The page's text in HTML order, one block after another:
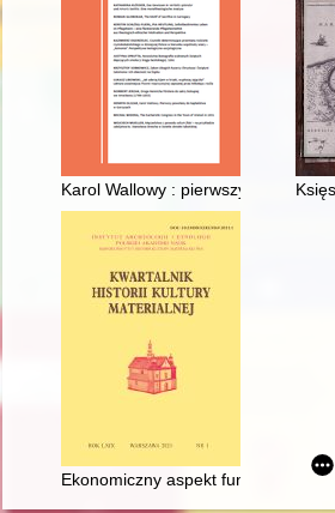
Karol Wallowy : pierwszy powołany
Ekonomiczny aspekt